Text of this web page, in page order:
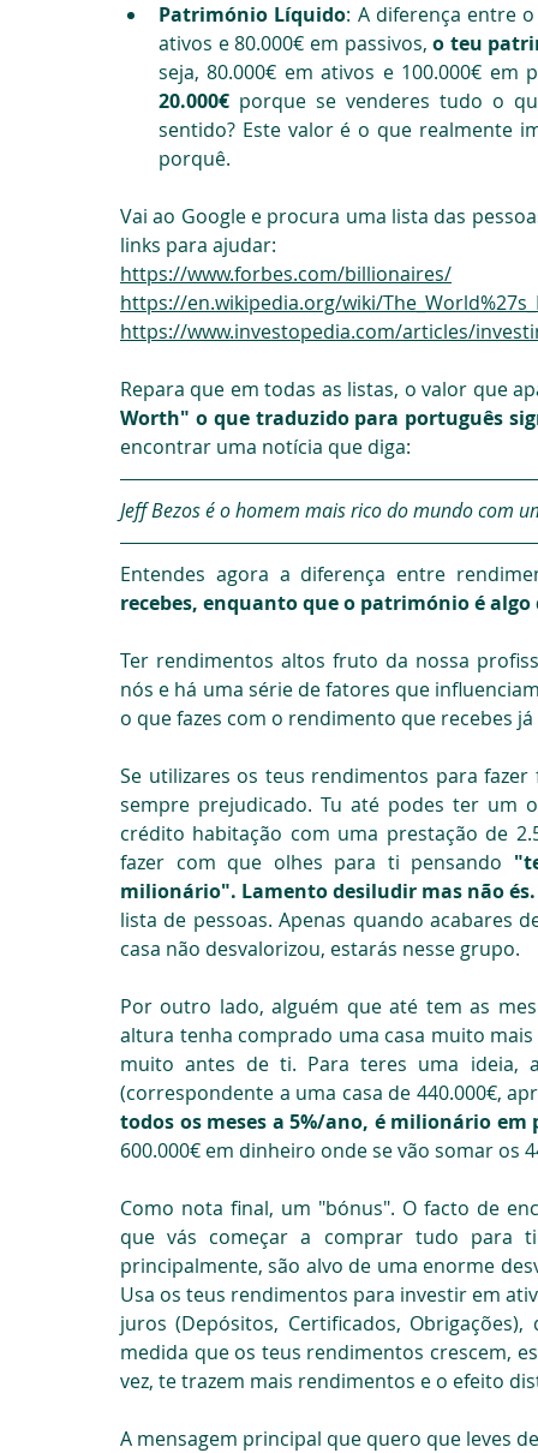
Património Líquido: A diferença entre
ativos e 80.000€ em passivos, o teu
seja, 80.000€ em ativos e 100.000€ em
20.000€ porque se venderes tudo o
sentido? Este valor é o que realmente
porquê.
Vai ao Google e procura uma lista das
links para ajudar:
https://www.forbes.com/billionaires/
https://en.wikipedia.org/wiki/
https://www.investopedia.com/articles/
Repara que em todas as listas, o valor que
Worth" o que traduzido para português
encontrar uma notícia que diga:
Jeff Bezos é o homem mais rico do mundo com
Entendes agora a diferença entre
recebes, enquanto que o património é
Ter rendimentos altos fruto da nossa
nós e há uma série de fatores que
o que fazes com o rendimento que recebes
Se utilizares os teus rendimentos para
sempre prejudicado. Tu até podes ter um
crédito habitação com uma prestação de
fazer com que olhes para ti pensando
milionário". Lamento desiludir mas não
lista de pessoas. Apenas quando acabares
casa não desvalorizou, estarás nesse grupo.
Por outro lado, alguém que até tem as
altura tenha comprado uma casa muito
muito antes de ti. Para teres uma ideia,
(correspondente a uma casa de 440.000€,
todos os meses a 5%/ano, é milionário em
600.000€ em dinheiro onde se vão somar os
Como nota final, um "bónus". O facto de
que vás começar a comprar tudo para
principalmente, são alvo de uma enorme
Usa os teus rendimentos para investir em
juros (Depósitos, Certificados,
medida que os teus rendimentos crescem,
vez, te trazem mais rendimentos e o efeito
A mensagem principal que quero que leves